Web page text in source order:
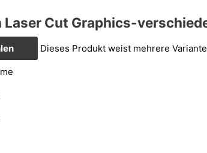
Cut Graphics-
Dieses Produkt weist mehrere